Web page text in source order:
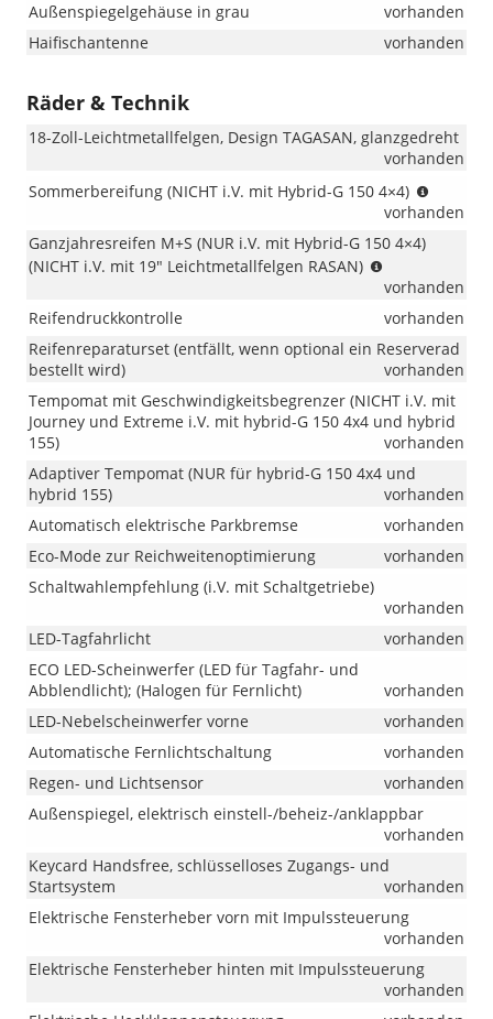
Außenspiegelgehäuse in grau
vorhanden
Haifischantenne
vorhanden
Räder & Technik
18-Zoll-Leichtmetallfelgen, Design TAGASAN, glanzgedreht
vorhanden
Sommerbereifung (NICHT i.V. mit Hybrid-G 150 4×4)
i.V.
150
4×4)
vorhanden
Ganzjahresreifen M+S (NUR i.V. mit Hybrid-G 150 4×4)
(NICHT i.V. mit 19" Leichtmetallfelgen RASAN)
i.V.
Hybrid-
G
150
4×4);
(NICHT
i.V.
mit
19"
RASAN)
vorhanden
Reifendruckkontrolle
vorhanden
Reifenreparaturset (entfällt, wenn optional ein Reserverad
bestellt wird)
vorhanden
Tempomat mit Geschwindigkeitsbegrenzer (NICHT i.V. mit
Journey und Extreme i.V. mit hybrid-G 150 4x4 und hybrid
155)
vorhanden
Adaptiver Tempomat (NUR für hybrid-G 150 4x4 und
hybrid 155)
vorhanden
Automatisch elektrische Parkbremse
vorhanden
Eco-Mode zur Reichweitenoptimierung
vorhanden
Schaltwahlempfehlung (i.V. mit Schaltgetriebe)
vorhanden
LED-Tagfahrlicht
vorhanden
ECO LED-Scheinwerfer (LED für Tagfahr- und
Abblendlicht); (Halogen für Fernlicht)
vorhanden
LED-Nebelscheinwerfer vorne
vorhanden
Automatische Fernlichtschaltung
vorhanden
Regen- und Lichtsensor
vorhanden
Außenspiegel, elektrisch einstell-/beheiz-/anklappbar
vorhanden
Keycard Handsfree, schlüsselloses Zugangs- und
Startsystem
vorhanden
Elektrische Fensterheber vorn mit Impulssteuerung
vorhanden
Elektrische Fensterheber hinten mit Impulssteuerung
vorhanden